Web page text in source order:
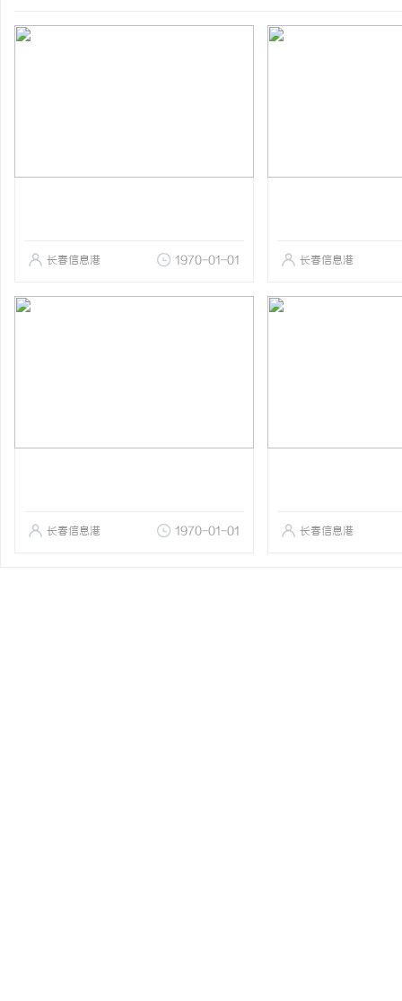
长春信息港 1970-01-01 长春信息港
长春信息港 1970-01-01 长春信息港